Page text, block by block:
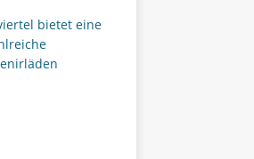
bietet eine